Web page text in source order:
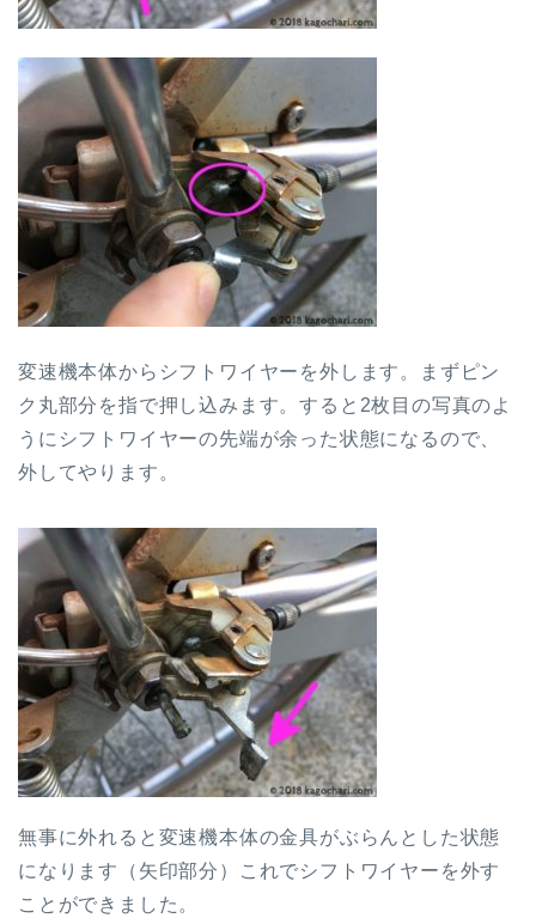
変速機本体からシフトワイヤーを外します。まずピン
ク丸部分を指で押し込みます。すると2枚目の写真のよ
うにシフトワイヤーの先端が余った状態になるので、
外してやります。
無事に外れると変速機本体の金具がぶらんとした状態
になります（矢印部分）これでシフトワイヤーを外す
ことができました。